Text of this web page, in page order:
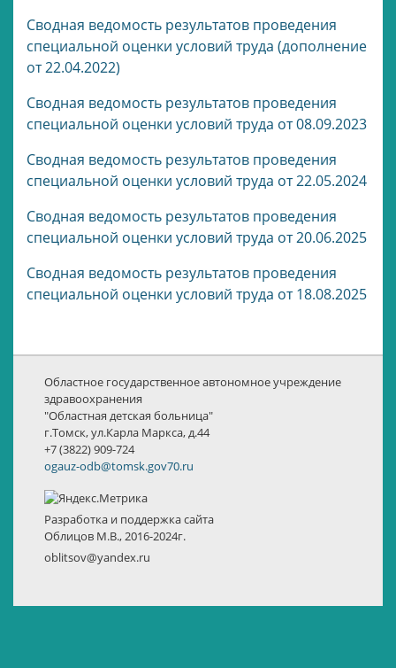
Сводная ведомость результатов проведения
специальной оценки условий труда (дополнение
от 22.04.2022)
Сводная ведомость результатов проведения
специальной оценки условий труда от 08.09.2023
Сводная ведомость результатов проведения
специальной оценки условий труда от 22.05.2024
Сводная ведомость результатов проведения
специальной оценки условий труда от 20.06.2025
Сводная ведомость результатов проведения
специальной оценки условий труда от 18.08.2025
Областное государственное автономное учреждение
здравоохранения
"Областная детская больница"
г.Томск, ул.Карла Маркса, д.44
+7 (3822) 909-724
ogauz-odb@tomsk.gov70.ru
Разработка и поддержка сайта
Облицов М.В., 2016-2024г.
oblitsov@yandex.ru